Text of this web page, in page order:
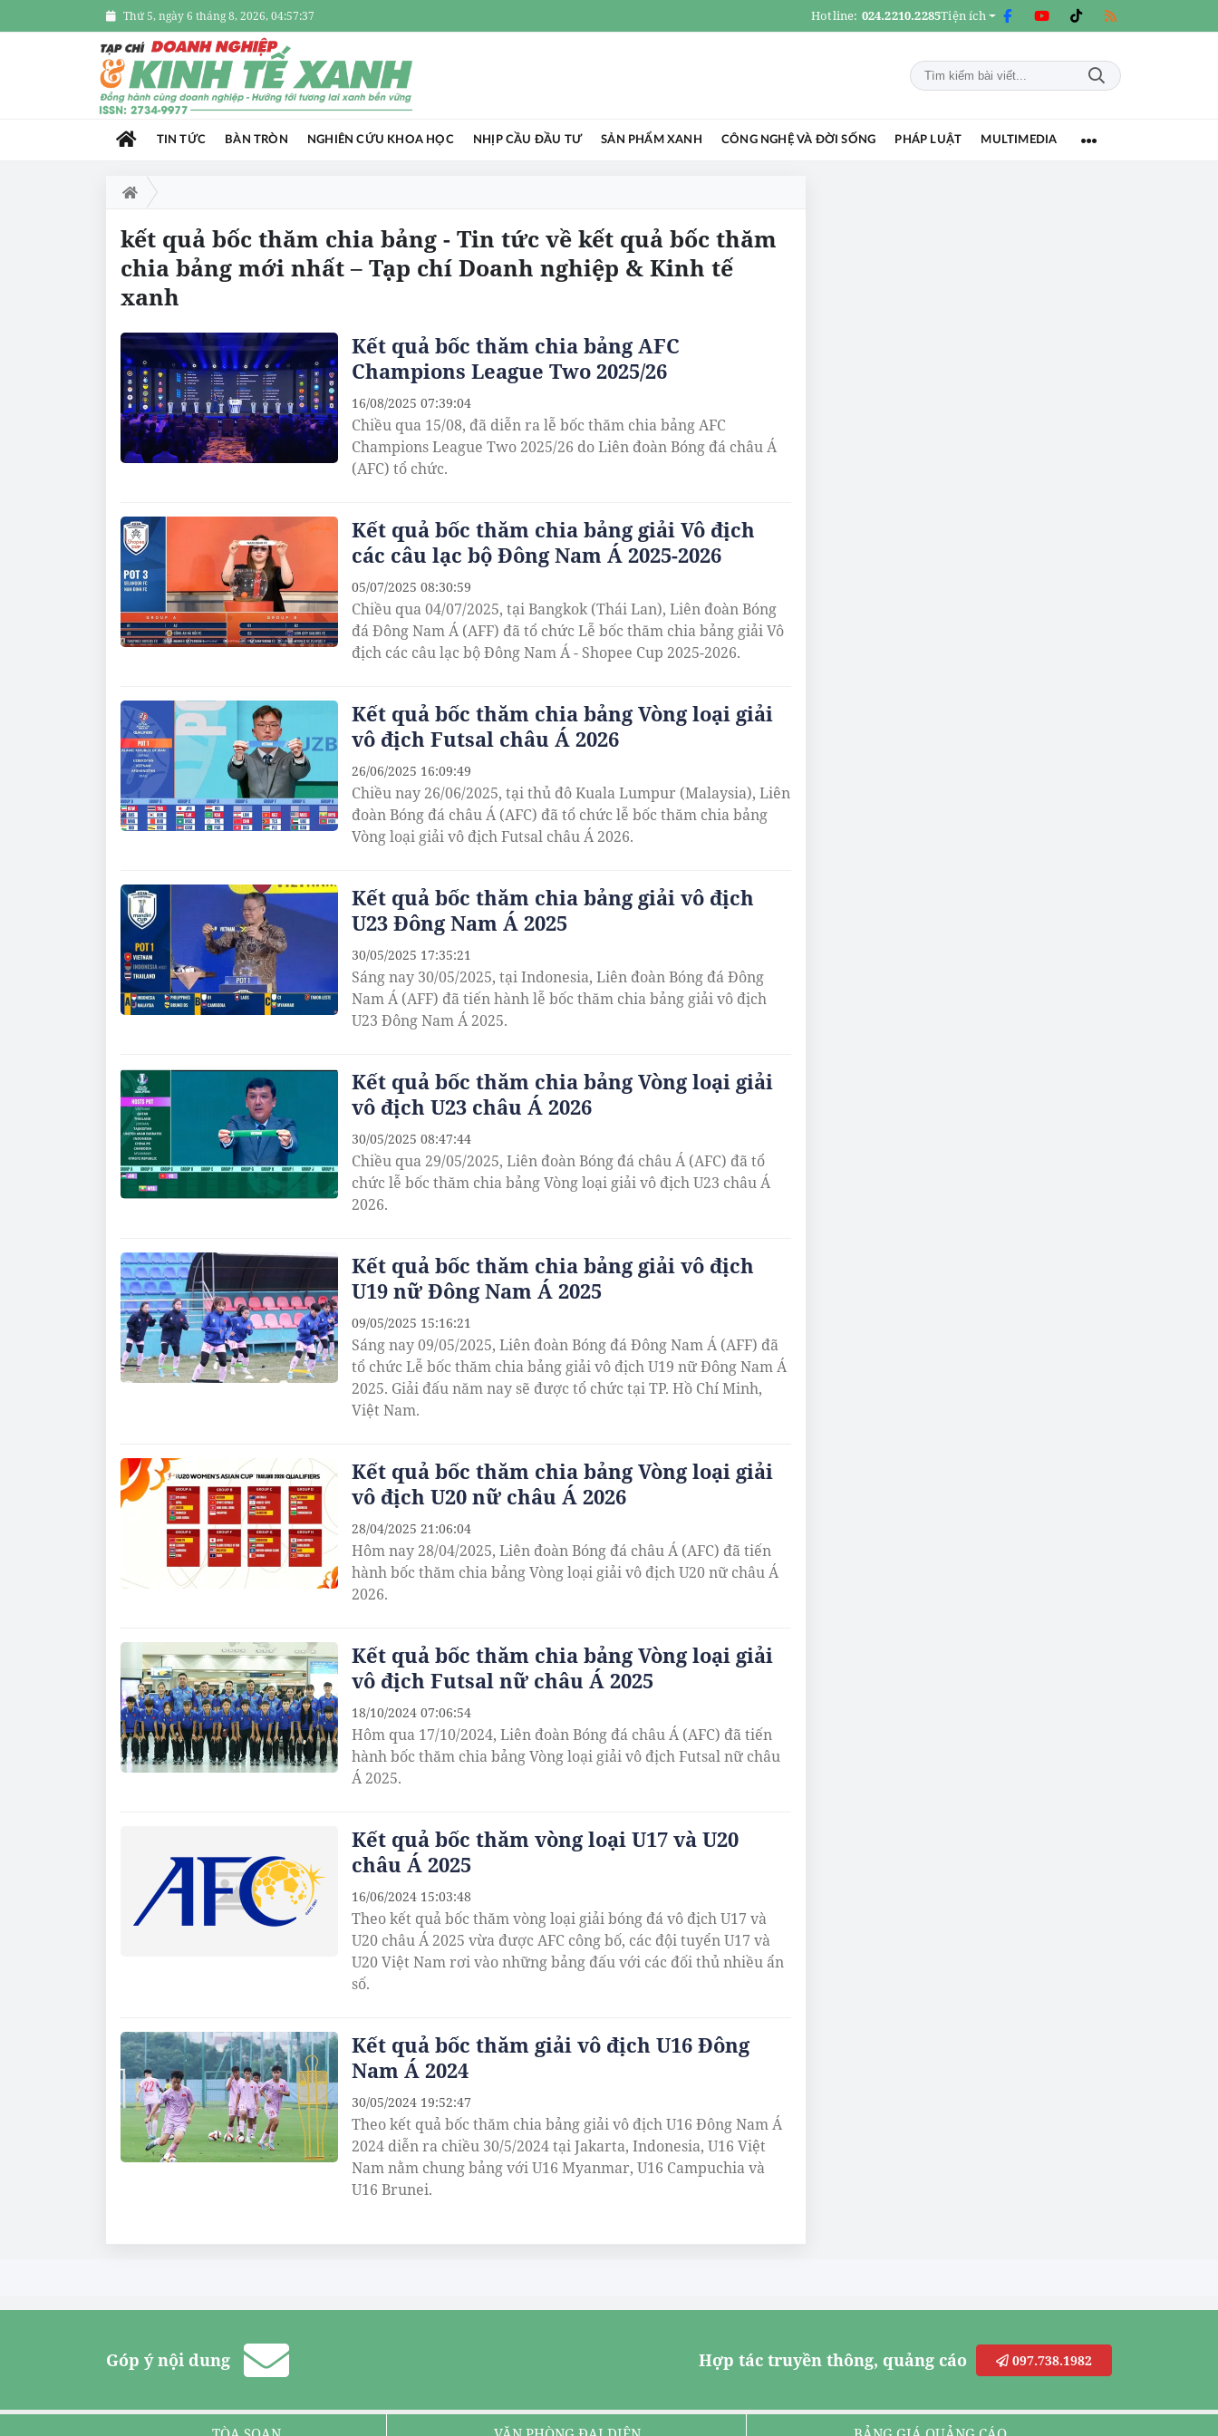
Thứ 5, ngày 6 tháng 8, 2026, 04:57:38 Hotline: 024.2210.2285Tiện ích
TIN TỨC BÀN TRÒN NGHIÊN CỨU KHOA HỌC NHỊP CẦU ĐẦU TƯ SẢN PHẨM XANH CÔNG NGHỆ VÀ ĐỜI SỐNG PHÁP LUẬT MULTIMEDIA
kết quả bốc thăm chia bảng - Tin tức về kết quả bốc thăm
chia bảng mới nhất – Tạp chí Doanh nghiệp & Kinh tế
xanh
Kết quả bốc thăm chia bảng AFC
Champions League Two 2025/26
Chiều qua 15/08, đã diễn ra lễ bốc thăm chia bảng AFC
Champions League Two 2025/26 do Liên đoàn Bóng đá châu Á
(AFC) tổ chức.
16/08/2025 07:39:04
Kết quả bốc thăm chia bảng giải Vô địch
các câu lạc bộ Đông Nam Á 2025-2026
Chiều qua 04/07/2025, tại Bangkok (Thái Lan), Liên đoàn Bóng
đá Đông Nam Á (AFF) đã tổ chức Lễ bốc thăm chia bảng giải Vô
địch các câu lạc bộ Đông Nam Á - Shopee Cup 2025-2026.
05/07/2025 08:30:59
Kết quả bốc thăm chia bảng Vòng loại giải
vô địch Futsal châu Á 2026
Chiều nay 26/06/2025, tại thủ đô Kuala Lumpur (Malaysia), Liên
đoàn Bóng đá châu Á (AFC) đã tổ chức lễ bốc thăm chia bảng
Vòng loại giải vô địch Futsal châu Á 2026.
26/06/2025 16:09:49
Kết quả bốc thăm chia bảng giải vô địch
U23 Đông Nam Á 2025
Sáng nay 30/05/2025, tại Indonesia, Liên đoàn Bóng đá Đông
Nam Á (AFF) đã tiến hành lễ bốc thăm chia bảng giải vô địch
U23 Đông Nam Á 2025.
30/05/2025 17:35:21
Kết quả bốc thăm chia bảng Vòng loại giải
vô địch U23 châu Á 2026
Chiều qua 29/05/2025, Liên đoàn Bóng đá châu Á (AFC) đã tổ
chức lễ bốc thăm chia bảng Vòng loại giải vô địch U23 châu Á
2026.
30/05/2025 08:47:44
Kết quả bốc thăm chia bảng giải vô địch
U19 nữ Đông Nam Á 2025
Sáng nay 09/05/2025, Liên đoàn Bóng đá Đông Nam Á (AFF) đã
tổ chức Lễ bốc thăm chia bảng giải vô địch U19 nữ Đông Nam Á
2025. Giải đấu năm nay sẽ được tổ chức tại TP. Hồ Chí Minh,
Việt Nam.
09/05/2025 15:16:21
Kết quả bốc thăm chia bảng Vòng loại giải
vô địch U20 nữ châu Á 2026
Hôm nay 28/04/2025, Liên đoàn Bóng đá châu Á (AFC) đã tiến
hành bốc thăm chia bảng Vòng loại giải vô địch U20 nữ châu Á
2026.
28/04/2025 21:06:04
Kết quả bốc thăm chia bảng Vòng loại giải
vô địch Futsal nữ châu Á 2025
Hôm qua 17/10/2024, Liên đoàn Bóng đá châu Á (AFC) đã tiến
hành bốc thăm chia bảng Vòng loại giải vô địch Futsal nữ châu
Á 2025.
18/10/2024 07:06:54
Kết quả bốc thăm vòng loại U17 và U20
châu Á 2025
Theo kết quả bốc thăm vòng loại giải bóng đá vô địch U17 và
U20 châu Á 2025 vừa được AFC công bố, các đội tuyển U17 và
U20 Việt Nam rơi vào những bảng đấu với các đối thủ nhiều ẩn
số.
16/06/2024 15:03:48
Kết quả bốc thăm giải vô địch U16 Đông
Nam Á 2024
Theo kết quả bốc thăm chia bảng giải vô địch U16 Đông Nam Á
2024 diễn ra chiều 30/5/2024 tại Jakarta, Indonesia, U16 Việt
Nam nằm chung bảng với U16 Myanmar, U16 Campuchia và
U16 Brunei.
30/05/2024 19:52:47
Góp ý nội dung Hợp tác truyền thông, quảng cáo 097.738.1982